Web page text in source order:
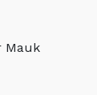
Mauk